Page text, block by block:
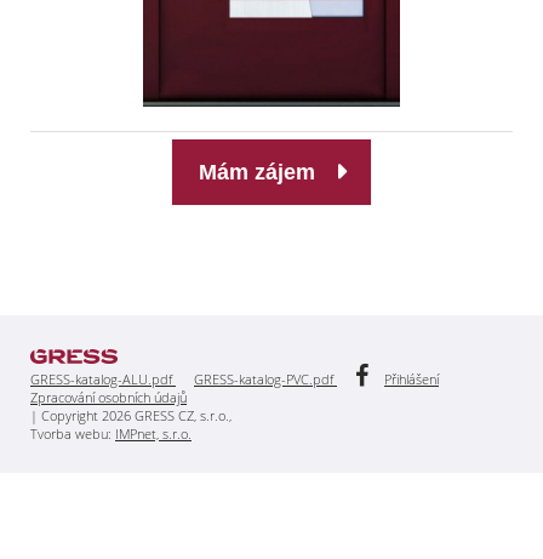
Mám zájem
GRESS-katalog-ALU.pdf GRESS-katalog-PVC.pdf
Přihlášení
Zpracování osobních údajů
| Copyright 2026 GRESS CZ, s.r.o.,
Tvorba webu: IMPnet, s.r.o.